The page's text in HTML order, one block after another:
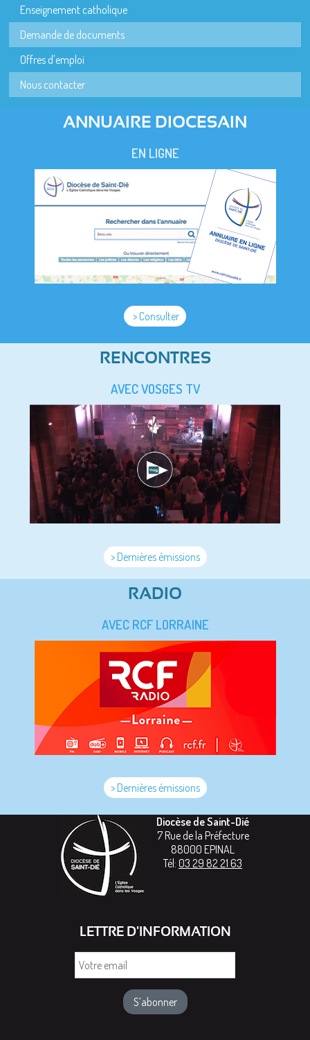
Enseignement catholique
Demande de documents
Offres d'emploi
Nous contacter
ANNUAIRE DIOCESAIN
EN LIGNE
> Consulter
RENCONTRES
AVEC VOSGES TV
> Dernières émissions
RADIO
AVEC RCF LORRAINE
> Dernières émissions
Diocèse de Saint-Dié
7 Rue de la Préfecture
88000 EPINAL
Tél: 03 29 82 21 63
LETTRE D'INFORMATION